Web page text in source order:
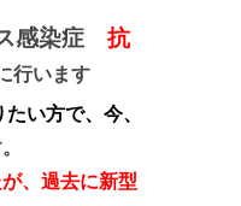
感染症 抗
行います
い方で、今、
、過去に新型